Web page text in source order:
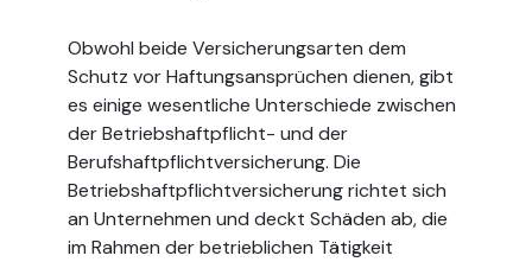
Obwohl beide Versicherungsarten dem
Schutz vor Haftungsansprüchen dienen, gibt
es einige wesentliche Unterschiede zwischen
der Betriebshaftpflicht- und der
Berufshaftpflichtversicherung. Die
Betriebshaftpflichtversicherung richtet sich
an Unternehmen und deckt Schäden ab, die
im Rahmen der betrieblichen Tätigkeit